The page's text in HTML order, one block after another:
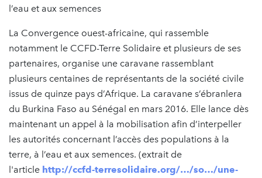
l’eau et aux semences
La Convergence ouest-africaine, qui rassemble
notamment le CCFD-Terre Solidaire et plusieurs de ses
partenaires, organise une caravane rassemblant
plusieurs centaines de représentants de la société civile
issus de quinze pays d’Afrique. La caravane s’ébranlera
du Burkina Faso au Sénégal en mars 2016. Elle lance dès
maintenant un appel à la mobilisation afin d’interpeller
les autorités concernant l’accès des populations à la
terre, à l’eau et aux semences. (extrait de
l'article http://ccfd-terresolidaire.org/…/so…/une-